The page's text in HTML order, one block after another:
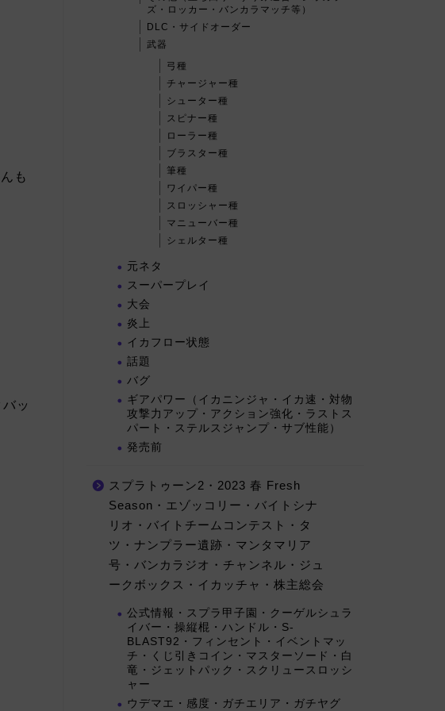
も
ッ
ズ・ロッカー・バンカラマッチ等）
DLC・サイドオーダー
武器
弓種
チャージャー種
シューター種
スピナー種
ローラー種
ブラスター種
筆種
ワイパー種
スロッシャー種
マニューバー種
シェルター種
元ネタ
スーパープレイ
大会
炎上
イカフロー状態
話題
バグ
ギアパワー（イカニンジャ・イカ速・対物
攻撃力アップ・アクション強化・ラストス
パート・ステルスジャンプ・サブ性能）
発売前
スプラトゥーン2・2023 春 Fresh
Season・エゾッコリー・バイトシナ
リオ・バイトチームコンテスト・タ
ツ・ナンプラー遺跡・マンタマリア
号・バンカラジオ・チャンネル・ジュ
ークボックス・イカッチャ・株主総会
公式情報・スプラ甲子園・クーゲルシュラ
イバー・操縦棍・ハンドル・S-
BLAST92・フィンセント・イベントマッ
チ・くじ引きコイン・マスターソード・白
竜・ジェットパック・スクリュースロッシ
ャー
ウデマエ・感度・ガチエリア・ガチヤグ